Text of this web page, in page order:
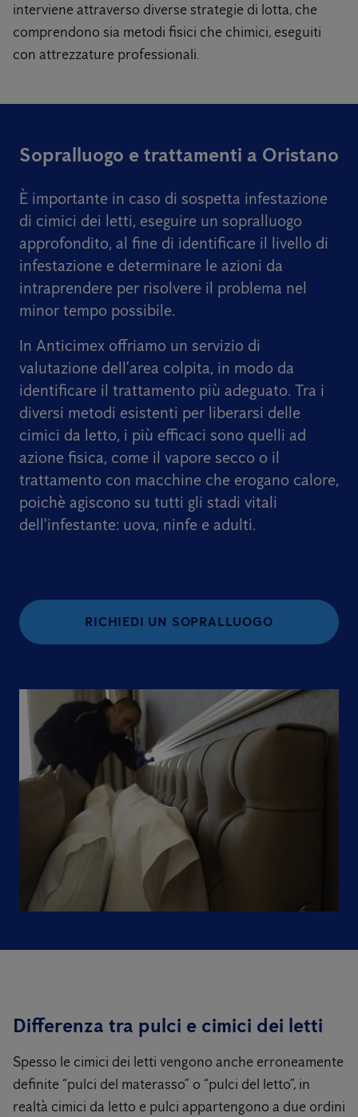
interviene attraverso diverse strategie di lotta, che
comprendono sia metodi fisici che chimici, eseguiti
con attrezzature professionali.
Sopralluogo e trattamenti a Oristano
È importante in caso di sospetta infestazione
di cimici dei letti, eseguire un sopralluogo
approfondito, al fine di identificare il livello di
infestazione e determinare le azioni da
intraprendere per risolvere il problema nel
minor tempo possibile.
In Anticimex offriamo un servizio di
valutazione dell’area colpita, in modo da
identificare il trattamento più adeguato. Tra i
diversi metodi esistenti per liberarsi delle
cimici da letto, i più efficaci sono quelli ad
azione fisica, come il vapore secco o il
trattamento con macchine che erogano calore,
poichè agiscono su tutti gli stadi vitali
dell'infestante: uova, ninfe e adulti.
RICHIEDI UN SOPRALLUOGO
Differenza tra pulci e cimici dei letti
Spesso le cimici dei letti vengono anche erroneamente
definite “pulci del materasso” o “pulci del letto”, in
realtà cimici da letto e pulci appartengono a due ordini